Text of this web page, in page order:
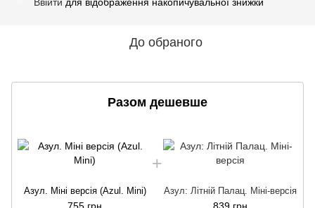
До обраного
Разом дешевше
Азул. Міні версія (Azul. Mini) Азул: Літній Палац. Міні-версія